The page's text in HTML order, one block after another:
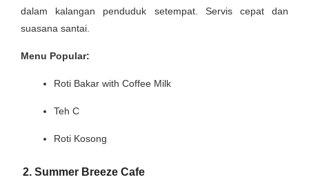
dalam kalangan penduduk setempat. Servis cepat dan
suasana santai.
Menu Popular:
Roti Bakar with Coffee Milk
Teh C
Roti Kosong
2. Summer Breeze Cafe